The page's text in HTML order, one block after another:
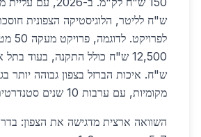
ש"ח לליטר, הלוגיסטיקה הצפונית
ש"ח. איכות הברזל בצפון גבוהה יותר
מקומיות, עם ערבות 10 שנים סטנדרטית.
השוואה ארצית מדגישה את הצפון: